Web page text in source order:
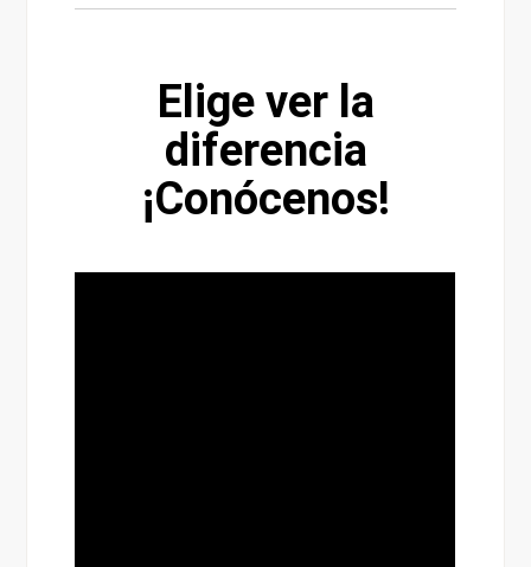
Elige ver la
diferencia
¡Conócenos!